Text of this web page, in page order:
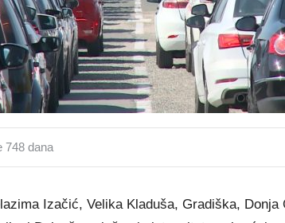
748 dana
Izačić, Velika Kladuša, Gradiška, Donja